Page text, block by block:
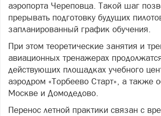
аэропорта Череповца. Такой шаг
прерывать подготовку будущих
запланированный график обучения.
При этом теоретические занятия и
авиационных тренажерах
действующих площадках учебного
аэродром «Торбеево Старт», а также
Москве и Домодедово.
Перенос летной практики связан с